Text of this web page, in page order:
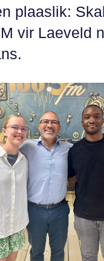
plaaslik:
vir Laeveld